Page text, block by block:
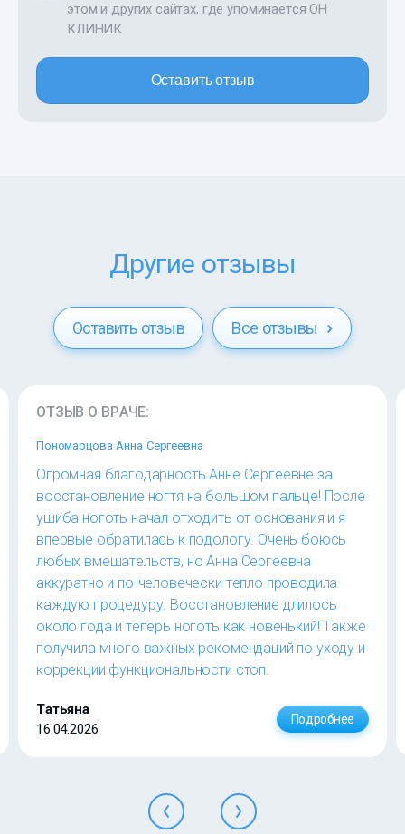
этом и других сайтах, где упоминается ОН
КЛИНИК
Оставить отзыв
Другие отзывы
Оставить отзыв Все отзывы
ОТЗЫВ О ВРАЧЕ:
Пономарцова Анна Сергеевна
Огромная благодарность Анне Сергеевне за
восстановление ногтя на большом пальце! После
ушиба ноготь начал отходить от основания и я
впервые обратилась к подологу. Очень боюсь
любых вмешательств, но Анна Сергеевна
аккуратно и по-человечески тепло проводила
каждую процедуру. Восстановление длилось
около года и теперь ноготь как новенький! Также
получила много важных рекомендаций по уходу и
коррекции функциональности стоп.
Татьяна
16.04.2026
Подробнее